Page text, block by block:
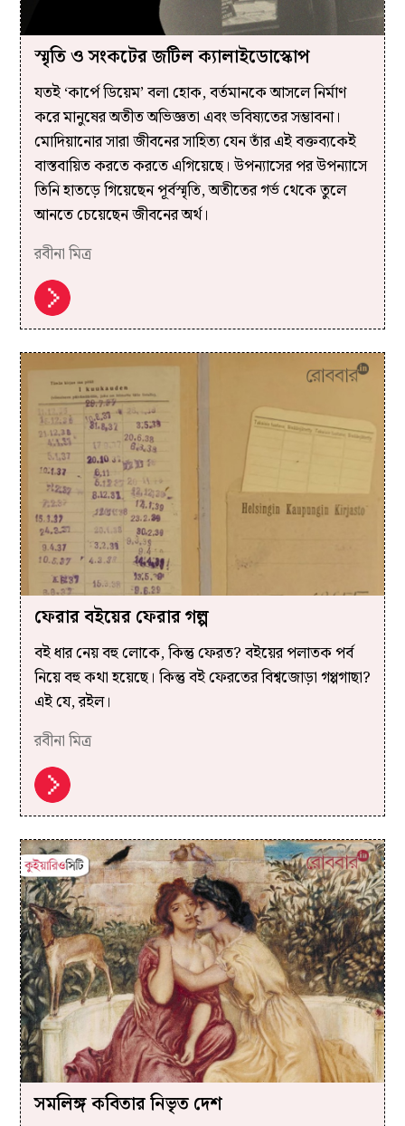
স্মৃতি ও সংকটের জটিল ক্যালাইডোস্কোপ
যতই ‘কার্পে ডিয়েম’ বলা হোক, বর্তমানকে আসলে নির্মাণ
করে মানুষের অতীত অভিজ্ঞতা এবং ভবিষ্যতের সম্ভাবনা।
মোদিয়ানোর সারা জীবনের সাহিত্য যেন তাঁর এই বক্তব্যকেই
বাস্তবায়িত করতে করতে এগিয়েছে। উপন্যাসের পর উপন্যাসে
তিনি হাতড়ে গিয়েছেন পূর্বস্মৃতি, অতীতের গর্ভ থেকে তুলে
আনতে চেয়েছেন জীবনের অর্থ।
রবীনা মিত্র
ফেরার বইয়ের ফেরার গল্প
বই ধার নেয় বহু লোকে, কিন্তু ফেরত? বইয়ের পলাতক পর্ব
নিয়ে বহু কথা হয়েছে। কিন্তু বই ফেরতের বিশ্বজোড়া গপ্পগাছা?
এই যে, রইল।
রবীনা মিত্র
সমলিঙ্গ কবিতার নিভৃত দেশ